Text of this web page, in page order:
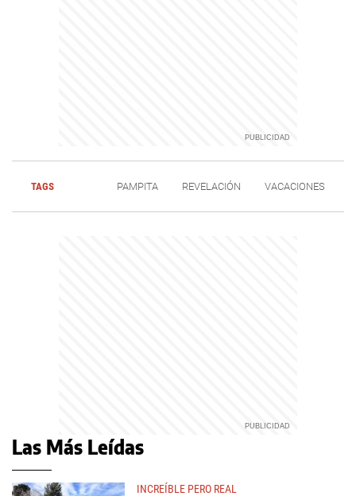
TAGS PAMPITA REVELACIÓN VACACIONES
Las Más Leídas
INCREÍBLE PERO REAL